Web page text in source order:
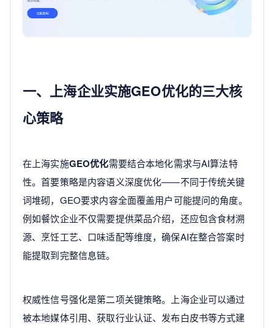
一、上海企业实施GEO优化的三大核
心策略
在上海实施GEO优化需要结合本地化需求与AI算法特
性。首要策略是内容语义深度优化——不同于传统关键
词堆砌，GEO要求内容全面覆盖用户可能提问的角度。
例如餐饮企业不仅需要提供菜品介绍，还应包含食材溯
源、烹饪工艺、口味适配等维度，确保AI在整合答案时
能提取到完整信息链。
权威性信号强化是第二项关键策略。上海企业可以通过
被本地媒体引用、获取行业认证、发布白皮书等方式建